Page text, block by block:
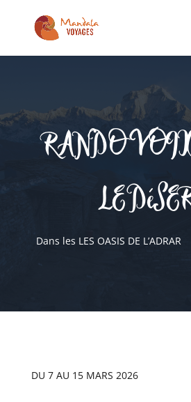
RANDO
LE
Dans les LES OASIS DE L’ADRAR
DU 7 AU 15 MARS 2026